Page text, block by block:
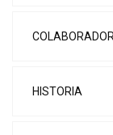
HISTORIA